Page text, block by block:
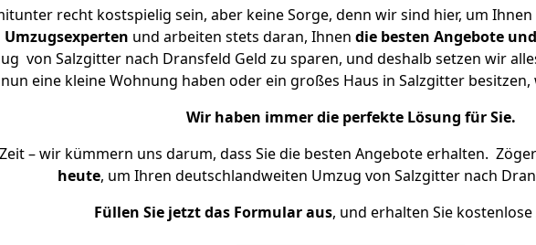
recht kostspielig sein, aber keine Sorge, denn wir sind hier, um Ihnen
und arbeiten stets daran, Ihnen die besten Angebote
von Salzgitter nach Dransfeld Geld zu sparen, und deshalb setzen wir
nun eine kleine Wohnung haben oder ein großes Haus in Salzgitter
Wir haben immer die perfekte Lösung für Sie.
– wir kümmern uns darum, dass Sie die besten Angebote erhalten.
heute, um Ihren deutschlandweiten Umzug von Salzgitter nach
Füllen Sie jetzt das Formular aus, und erhalten Sie